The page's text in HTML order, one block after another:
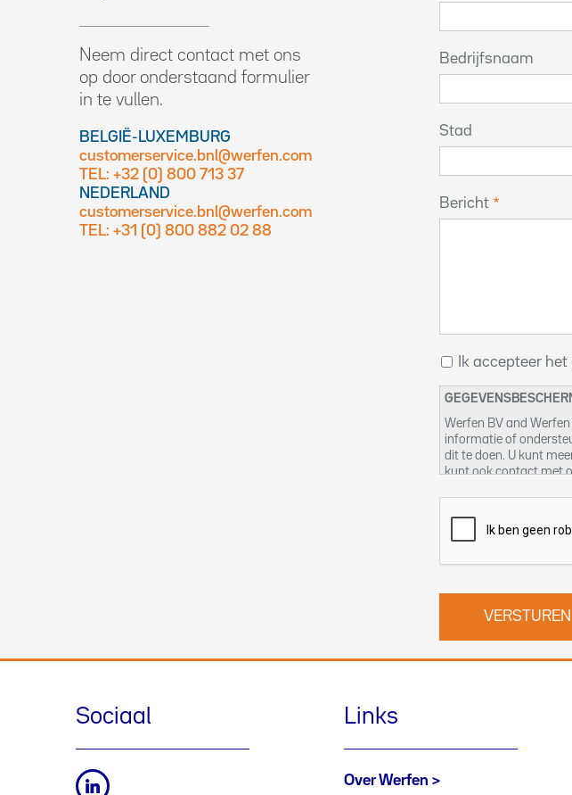
Neem direct contact met ons
op door onderstaand formulier
in te vullen.
BELGIË-LUXEMBURG
customerservice.bnl@werfen.com
TEL: +32 (0) 800 713 37
NEDERLAND
customerservice.bnl@werfen.com
TEL: +31 (0) 800 882 02 88
Bedrijfsnaam
Stad
Bericht
Ik accepteer
Werfen BV and
informatie of
dit te doen. U kunt
kunt ook contact met
Sociaal Links
Over Werfen